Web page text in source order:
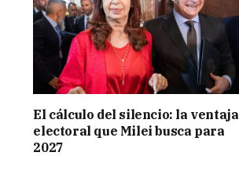
El cálculo del silencio: la ventaja
electoral que Milei busca para
2027